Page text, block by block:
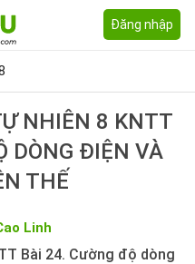
Đăng nhập
NHIÊN 8 KNTT
DÒNG ĐIỆN VÀ
THẾ
Linh
Bài 24. Cường độ dòng